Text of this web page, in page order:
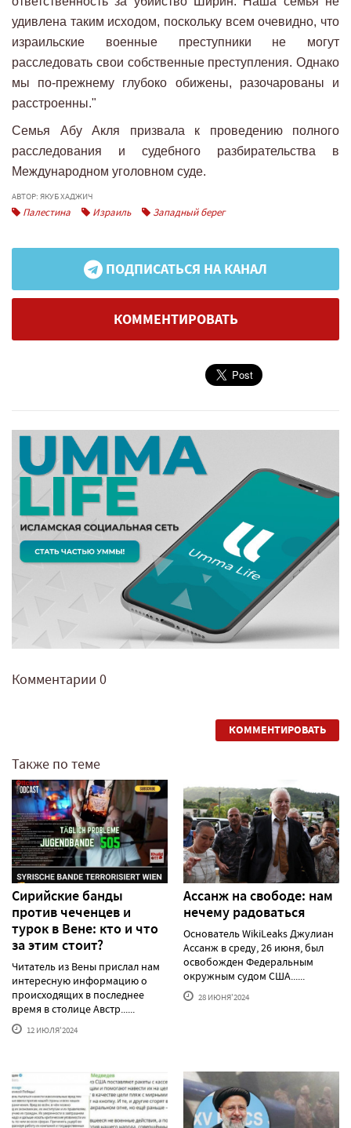
удивлена ​​таким исходом, поскольку всем очевидно, что
израильские военные преступники не могут
расследовать свои собственные преступления. Однако
мы по-прежнему глубоко обижены, разочарованы и
расстроенны."
Семья Абу Акля призвала к проведению полного
расследования и судебного разбирательства в
Международном уголовном суде.
АВТОР: ЯКУБ ХАДЖИЧ
Палестина Израиль Западный берег
ПОДПИСАТЬСЯ НА КАНАЛ
КОММЕНТИРОВАТЬ
Комментарии 0
КОММЕНТИРОВАТЬ
Также по теме
Сирийские банды
против чеченцев и
турок в Вене: кто и что
за этим стоит?
Читатель из Вены прислал нам
интересную информацию о
происходящих в последнее
время в столице Австр......
12 ИЮЛЯ'2024
Ассанж на свободе: нам
нечему радоваться
Основатель WikiLeaks Джулиан
Ассанж в среду, 26 июня, был
освобожден Федеральным
окружным судом США......
28 ИЮНЯ'2024